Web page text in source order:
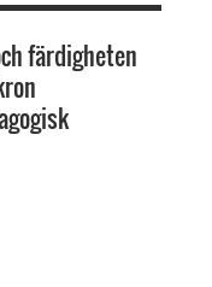
färdigheten